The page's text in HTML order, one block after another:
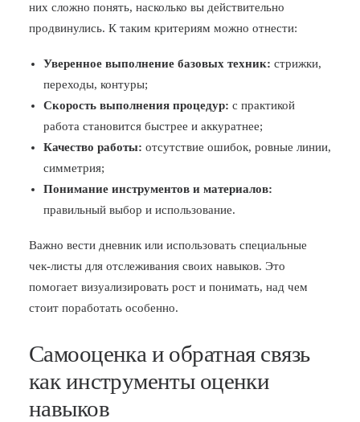
них сложно понять, насколько вы действительно
продвинулись. К таким критериям можно отнести:
Уверенное выполнение базовых техник: стрижки,
переходы, контуры;
Скорость выполнения процедур: с практикой
работа становится быстрее и аккуратнее;
Качество работы: отсутствие ошибок, ровные линии,
симметрия;
Понимание инструментов и материалов:
правильный выбор и использование.
Важно вести дневник или использовать специальные
чек-листы для отслеживания своих навыков. Это
помогает визуализировать рост и понимать, над чем
стоит поработать особенно.
Самооценка и обратная связь
как инструменты оценки
навыков